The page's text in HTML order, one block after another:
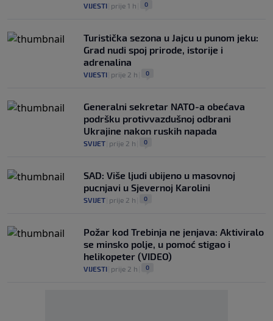
VIJESTI prije 1 h 0
Turistička sezona u Jajcu u punom jeku:
Grad nudi spoj prirode, istorije i
adrenalina
VIJESTI prije 2 h 0
Generalni sekretar NATO-a obećava
podršku protivvazdušnoj odbrani
Ukrajine nakon ruskih napada
SVIJET prije 2 h 0
SAD: Više ljudi ubijeno u masovnoj
pucnjavi u Sjevernoj Karolini
SVIJET prije 2 h 0
Požar kod Trebinja ne jenjava: Aktiviralo
se minsko polje, u pomoć stigao i
helikopeter (VIDEO)
VIJESTI prije 2 h 0